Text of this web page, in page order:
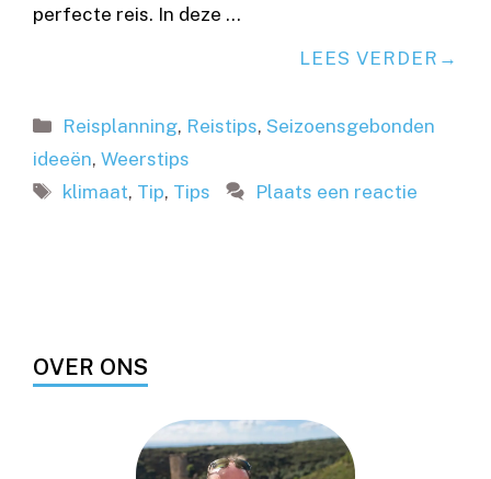
perfecte reis. In deze …
LEES VERDER
Categorieën
Reisplanning, Reistips,Seizoensgebonden
ideeën, Weerstips
Tags
klimaat, Tip, Tips Plaats een reactie
OVER ONS